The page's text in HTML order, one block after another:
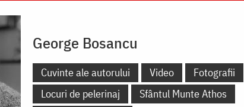
George Bosancu
Cuvinte ale autorului Video
Fotografii
Locuri de pelerinaj
Sfântul Munte Athos